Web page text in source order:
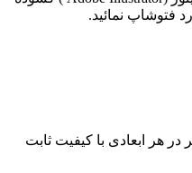
فتوشاپ نمائید.
در هر ابعادی با کیفیت ثابت